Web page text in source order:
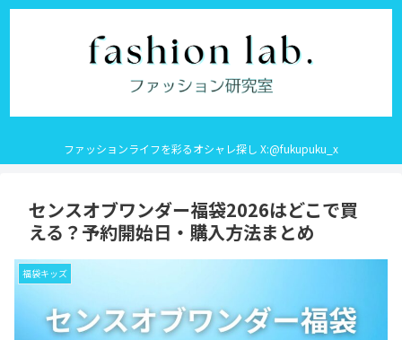
ファッションライフを彩るオシャレ探し X:@fukupuku_x
センスオブワンダー福袋2026はどこで買
える？予約開始日・購入方法まとめ
福袋キッズ